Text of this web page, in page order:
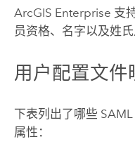
ArcGIS Enterprise 支
员资格、名字以及姓
用户配置文件
下表列出了哪些
属性：